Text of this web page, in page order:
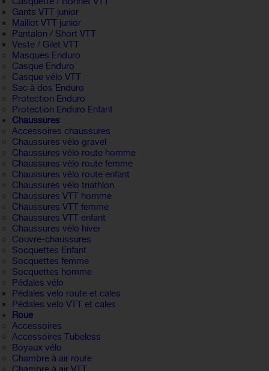
Gants VTT junior
Maillot VTT junior
Pantalon / Short VTT
Veste / Gilet VTT
Masques Enduro
Casque Enduro
Casque vélo VTT
Sac à dos Enduro
Protection Enduro
Protection Enduro Enfant
Chaussures
Accessoires chaussures
Chaussures vélo gravel
Chaussures vélo route homme
Chaussures vélo route femme
Chaussures vélo route enfant
Chaussures vélo triathlon
Chaussures VTT homme
Chaussures VTT femme
Chaussures VTT enfant
Chaussures vélo hiver
Couvre-chaussures
Socquettes Enfant
Socquettes femme
Socquettes homme
Pédales vélo
Pédales velo route et cales
Pédales velo VTT et cales
Roue
Accessoires
Accessoires Tubeless
Boyaux vélo
Chambre à air route